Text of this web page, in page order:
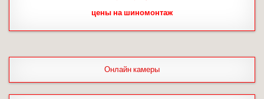
цены на шиномонтаж
Онлайн камеры